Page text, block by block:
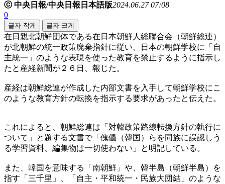
ⓒ 中央日報/中央日報日本語版2024.06.27 07:08
0
글자 작게 글자 크게
在日親北朝鮮団体である在日本朝鮮人総聯合会（朝鮮総連）
が北朝鮮の統一政策廃棄指針に従い、日本の朝鮮学校に「自
主統一」のような表現を使った教育を禁止するように指示し
たと産経新聞が２６日、報じた。
産経は朝鮮総連が作成した内部文書を入手して朝鮮学校にこ
のような教育方針の転換を指示する要求があったと伝えた。
これによると、朝鮮総連は「対韓政策路線転換方針の執行に
ついて」と題する文書で「傀儡（韓国）らを同族に誤認しう
る学習資料、編集物は一切使わない」と明記している。
また、韓国を意味する「南朝鮮」や、韓半島（朝鮮半島）を
指す「三千里」、「自主・平和統一・民族大団結」のような